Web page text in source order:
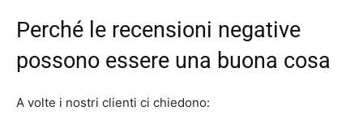
Perché le recensioni negative
possono essere una buona cosa
A volte i nostri clienti ci chiedono: